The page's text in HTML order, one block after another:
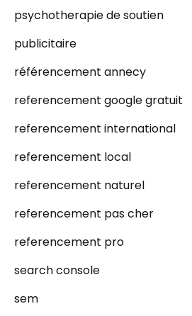
psychotherapie de soutien
publicitaire
référencement annecy
referencement google gratuit
referencement international
referencement local
referencement naturel
referencement pas cher
referencement pro
search console
sem